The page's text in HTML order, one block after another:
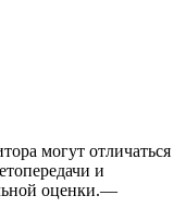
могут отличаться
и
оценки.—